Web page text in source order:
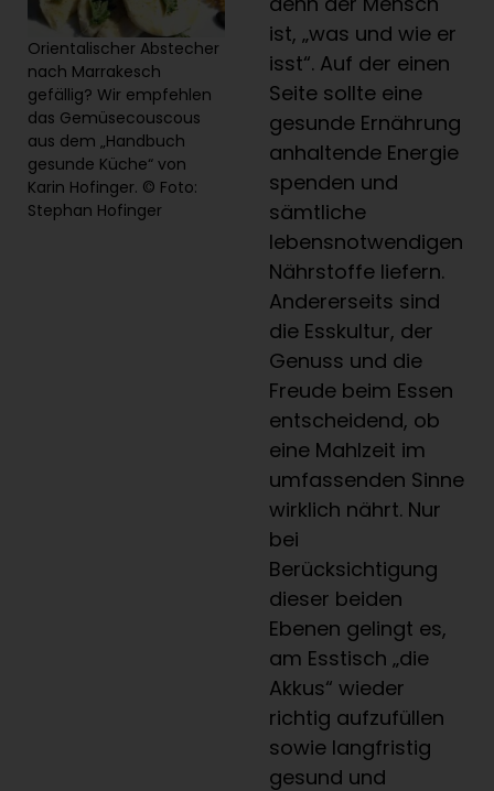
ist, „was und wie er
isst“. Auf der einen
Seite sollte eine
gesunde Ernährung
anhaltende Energie
spenden und
sämtliche
lebensnotwendigen
Nährstoffe liefern.
Andererseits sind
die Esskultur, der
Genuss und die
Freude beim Essen
entscheidend, ob
eine Mahlzeit im
umfassenden Sinne
wirklich nährt. Nur
bei
Berücksichtigung
dieser beiden
Ebenen gelingt es,
am Esstisch „die
Akkus“ wieder
richtig aufzufüllen
sowie langfristig
gesund und
Orientalischer Abstecher
nach Marrakesch
gefällig? Wir empfehlen
das Gemüsecouscous
aus dem „Handbuch
gesunde Küche“ von
Karin Hofinger. © Foto:
Stephan Hofinger